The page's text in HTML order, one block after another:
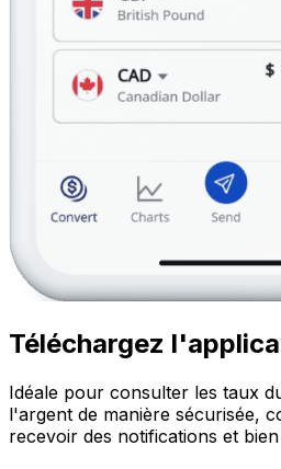
Téléchargez
Idéale pour consulter les taux
l'argent de manière sécurisée,
recevoir des notifications et